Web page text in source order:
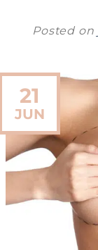
Posted on
21
JUN